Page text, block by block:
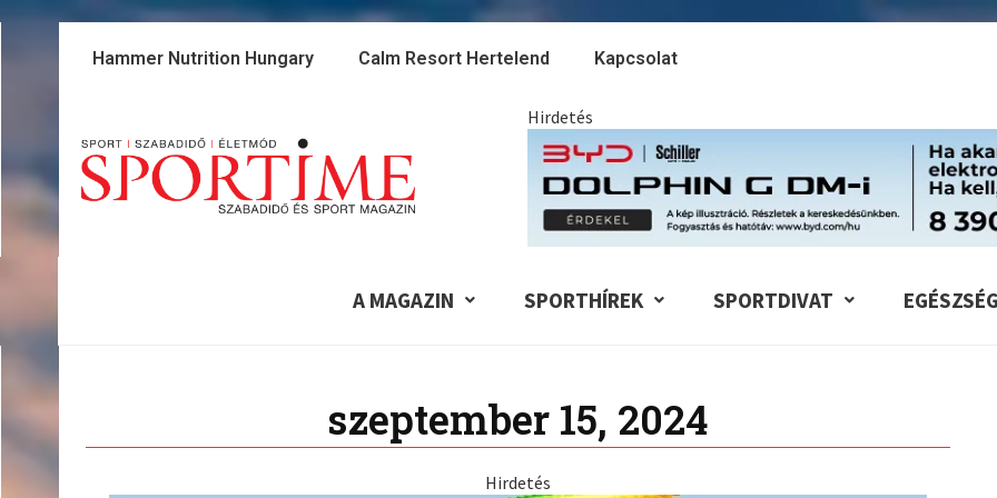
Hammer Nutrition Hungary Calm Resort Hertelend Kapcsolat
Hirdetés
A MAGAZIN SPORTHÍREK SPORTDIVAT EGÉSZSÉG
szeptember 15, 2024
Hirdetés